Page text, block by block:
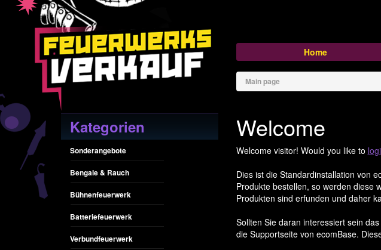
Home
Kategorien
Sonderangebote
Bengale & Rauch
Bühnenfeuerwerk
Batteriefeuerwerk
Verbundfeuerwerk
Main page
Welcome
Welcome visitor! Would you like to
Dies ist die Standardinstallation von
Produkte bestellen, so werden diese
Produkten sind erfunden und daher
Sollten Sie daran interessiert sein
die Supportseite von ecomBase.